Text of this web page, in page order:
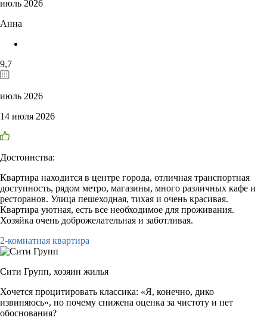
июль 2026
Анна
9,7
июль 2026
14 июля 2026
Достоинства:
Квартира находится в центре города, отличная транспортная
доступность, рядом метро, магазины, много различных кафе и
ресторанов. Улица пешеходная, тихая и очень красивая.
Квартира уютная, есть все необходимое для проживания.
Хозяйка очень доброжелательная и заботливая.
2-комнатная квартира
Сити Групп, хозяин жилья
Хочется процитировать классика: «Я, конечно, дико
извиняюсь», но почему снижена оценка за чистоту и нет
обоснования?